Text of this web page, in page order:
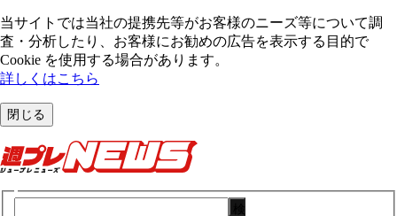
当サイトでは当社の提携先等がお客様のニーズ等について調
査・分析したり、お客様にお勧めの広告を表⽰する⽬的で
Cookie を使⽤する場合があります。
詳しくはこちら
閉じる